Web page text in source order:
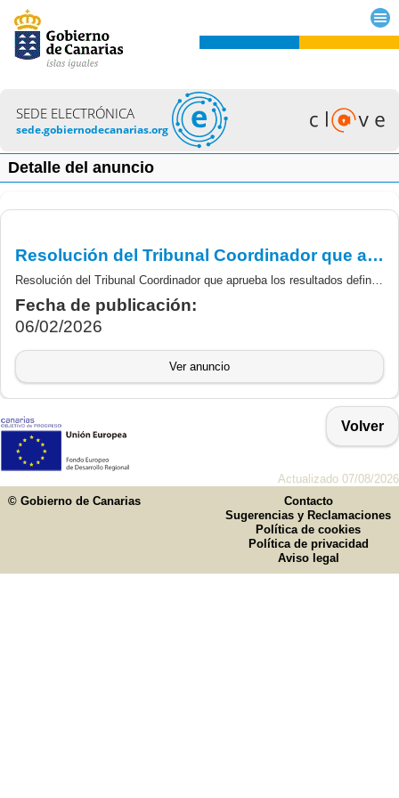
SEDE ELECTRÓNICA
sede.gobiernodecanarias.org
Detalle del anuncio
Resolución del Tribunal Coordinador que aprueba los resultados definitivos de la fase de Concurso de Estabilización (Concurso de Méritos) de personal laboral, categoría de TTS-Licenciada/o en Biología.
Resolución del Tribunal Coordinador que aprueba los resultados definitivos de la fase de Concurso del proceso selectivo excepcional de Estabilización del empleo temporal de larga duración (Concurso de Méritos) de personal laboral, categoría de Técnica/o Titulada/o Superior-Licenciada/o en Biología.
Fecha de publicación:
06/02/2026
Ver anuncio
Volver
Actualizado 07/08/2026
© Gobierno de Canarias
Contacto
Sugerencias y Reclamaciones
Política de cookies
Política de privacidad
Aviso legal